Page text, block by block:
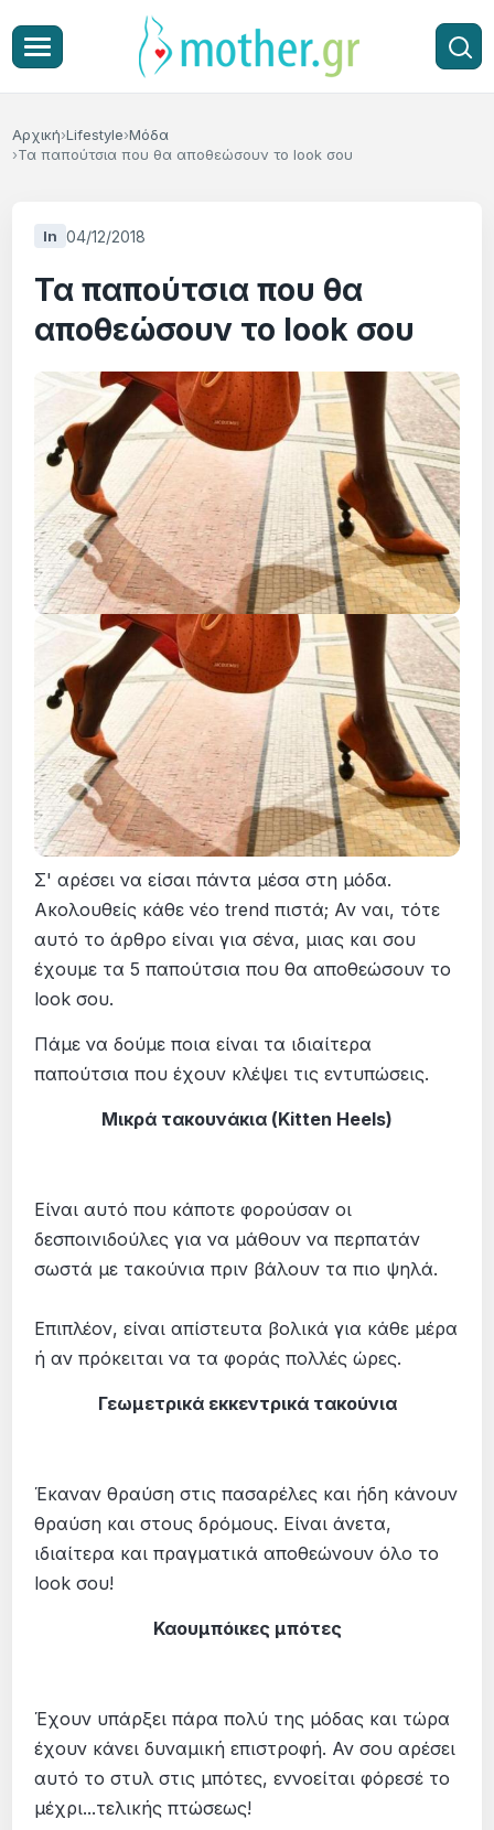
Αρχική Lifestyle Μόδα
Τα παπούτσια που θα αποθεώσουν το look σου
In 04/12/2018
Τα παπούτσια που θα
αποθεώσουν το look σου
Σ' αρέσει να είσαι πάντα μέσα στη μόδα.
Ακολουθείς κάθε νέο trend πιστά; Αν ναι, τότε
αυτό το άρθρο είναι για σένα, μιας και σου
έχουμε τα 5 παπούτσια που θα αποθεώσουν το
look σου.
Πάμε να δούμε ποια είναι τα ιδιαίτερα
παπούτσια που έχουν κλέψει τις εντυπώσεις.
Μικρά τακουνάκια (Kitten Heels)
Είναι αυτό που κάποτε φορούσαν οι
δεσποινιδούλες για να μάθουν να περπατάν
σωστά με τακούνια πριν βάλουν τα πιο ψηλά.
Επιπλέον, είναι απίστευτα βολικά για κάθε μέρα
ή αν πρόκειται να τα φοράς πολλές ώρες.
Γεωμετρικά εκκεντρικά τακούνια
Έκαναν θραύση στις πασαρέλες και ήδη κάνουν
θραύση και στους δρόμους. Είναι άνετα,
ιδιαίτερα και πραγματικά αποθεώνουν όλο το
look σου!
Καουμπόικες μπότες
Έχουν υπάρξει πάρα πολύ της μόδας και τώρα
έχουν κάνει δυναμική επιστροφή. Αν σου αρέσει
αυτό το στυλ στις μπότες, εννοείται φόρεσέ το
μέχρι...τελικής πτώσεως!